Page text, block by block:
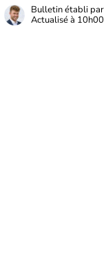
Bulletin établi par
Actualisé à 10h00